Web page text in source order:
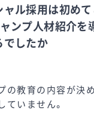
ル採用は初め
ンプ人材紹介を
でしたか
の教育の内容が決
ていません。